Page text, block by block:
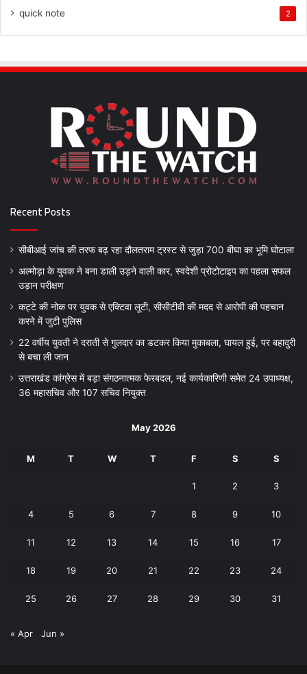
quick note 2
Recent Posts
सीबीआई जांच की तरफ बढ़ रहा दौलतराम ट्रस्ट से जुड़ा 700 बीघा का भूमि घोटाला
अल्मोड़ा के युवक ने बना डाली उड़ने वाली कार, स्वदेशी प्रोटोटाइप का पहला सफल
उड़ान परीक्षण
कट्टे की नोक पर युवक से एक्टिवा लूटी, सीसीटीवी की मदद से आरोपी की पहचान
करने में जुटी पुलिस
22 वर्षीय युवती ने दराती से गुलदार का डटकर किया मुकाबला, घायल हुई, पर बहादुरी
से बचा ली जान
उत्तराखंड कांग्रेस में बड़ा संगठनात्मक फेरबदल, नई कार्यकारिणी समेत 24 उपाध्यक्ष,
36 महासचिव और 107 सचिव नियुक्त
May 2026
M T W T F S S
1 2 3
4 5 6 7 8 9 10
11 12 13 14 15 16 17
18 19 20 21 22 23 24
25 26 27 28 29 30 31
« Apr Jun »